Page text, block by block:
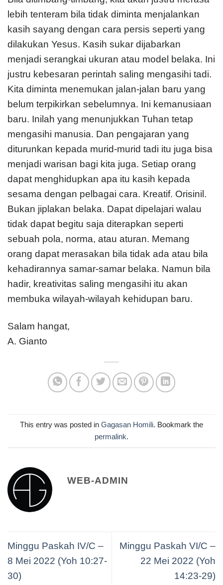
lebih tenteram bila tidak diminta menjalankan
kasih sayang dengan cara persis seperti yang
dilakukan Yesus. Kasih sukar dijabarkan
menjadi serangkai ukuran atau model belaka. Ini
justru kebesaran perintah saling mengasihi tadi.
Kita diminta menemukan jalan-jalan baru yang
belum terpikirkan sebelumnya. Ini kemanusiaan
baru. Inilah yang menunjukkan Tuhan tetap
mengasihi manusia. Dan pengajaran yang
diturunkan kepada murid-murid tadi itu juga bisa
menjadi warisan bagi kita juga. Setiap orang
dapat menghidupkan apa itu kasih kepada
sesama dengan pelbagai cara. Kreatif. Orisinil.
Bukan jiplakan belaka. Dapat dipelajari walau
tidak dapat begitu saja diterapkan seperti
sebuah pola, norma, atau aturan. Memang
orang dapat merasakan bila tidak ada atau bila
kehadirannya samar-samar belaka. Namun bila
hadir, kreativitas saling mengasihi itu akan
membuka wilayah-wilayah kehidupan baru.
Salam hangat,
A. Gianto
This entry was posted in Gagasan Homili. Bookmark the
permalink.
WEB-ADMIN
Minggu Paskah IV/C –
8 Mei 2022 (Yoh 10:27-
30)
Minggu Paskah VI/C –
22 Mei 2022 (Yoh
14:23-29)